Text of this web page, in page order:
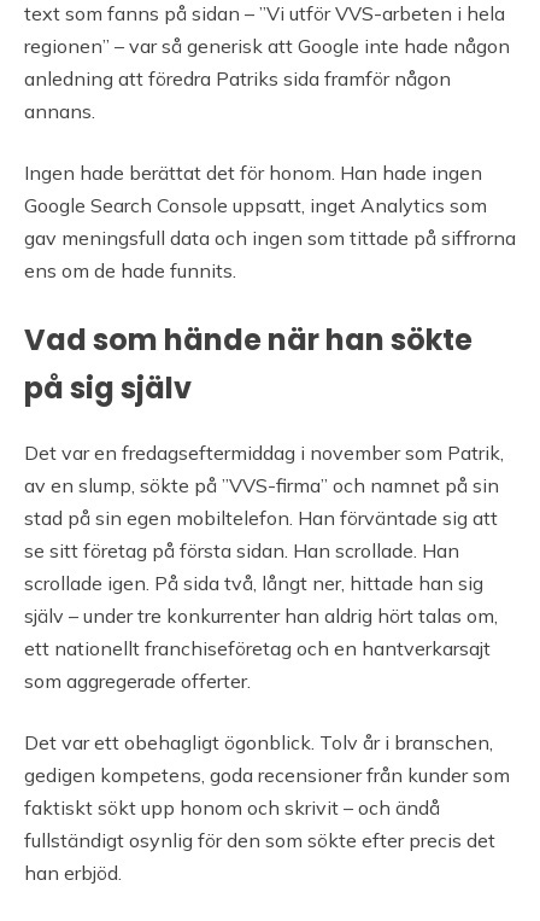
text som fanns på sidan – ”Vi utför VVS-arbeten i hela
regionen” – var så generisk att Google inte hade någon
anledning att föredra Patriks sida framför någon
annans.
Ingen hade berättat det för honom. Han hade ingen
Google Search Console uppsatt, inget Analytics som
gav meningsfull data och ingen som tittade på siffrorna
ens om de hade funnits.
Vad som hände när han sökte
på sig själv
Det var en fredagseftermiddag i november som Patrik,
av en slump, sökte på ”VVS-firma” och namnet på sin
stad på sin egen mobiltelefon. Han förväntade sig att
se sitt företag på första sidan. Han scrollade. Han
scrollade igen. På sida två, långt ner, hittade han sig
själv – under tre konkurrenter han aldrig hört talas om,
ett nationellt franchiseföretag och en hantverkarsajt
som aggregerade offerter.
Det var ett obehagligt ögonblick. Tolv år i branschen,
gedigen kompetens, goda recensioner från kunder som
faktiskt sökt upp honom och skrivit – och ändå
fullständigt osynlig för den som sökte efter precis det
han erbjöd.